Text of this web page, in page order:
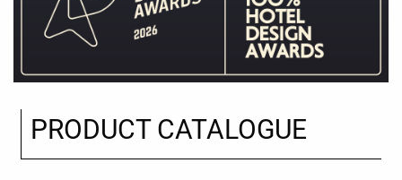
PRODUCT CATALOGUE